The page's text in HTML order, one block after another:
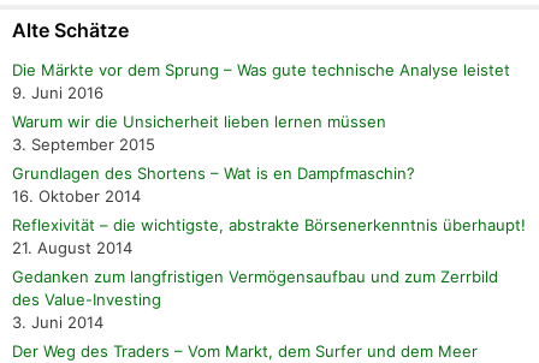
Alte Schätze
Die Märkte vor dem Sprung – Was gute technische Analyse leistet
9. Juni 2016
Warum wir die Unsicherheit lieben lernen müssen
3. September 2015
Grundlagen des Shortens – Wat is en Dampfmaschin?
16. Oktober 2014
Reflexivität – die wichtigste, abstrakte Börsenerkenntnis überhaupt!
21. August 2014
Gedanken zum langfristigen Vermögensaufbau und zum Zerrbild
des Value-Investing
3. Juni 2014
Der Weg des Traders – Vom Markt, dem Surfer und dem Meer